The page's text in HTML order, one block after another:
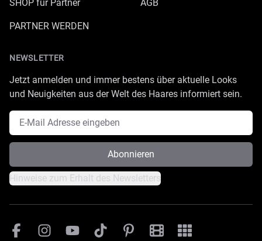
SHOP für Partner
PARTNER WERDEN
AGB
NEWSLETTER
Jetzt anmelden und immer bestens über aktuelle Looks
und Neuigkeiten aus der Welt des Haares informiert sein.
E-Mail Adresse
Abonnieren
Hinweise zum Erhalt des Newsletters
FacebookInstagramYouTubeTikTok PinterestGreat Lengths
Great Lengths -